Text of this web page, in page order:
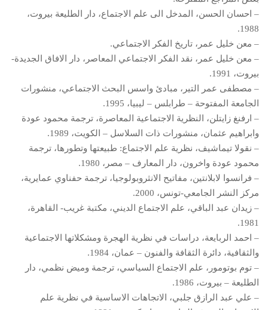
– احسان الحسن، المدخل الى علم الاجتماع، دار الطليعة بيروت،
1988.
– معن خليل عمر، تاريخ الفكر الاجتماعي.
– معن خليل عمر، نقد الفكر الاجتماعي المعاصر، دار الافاق الجديدة-
بيروت، 1991.
– مصطفى عمر التير، مبادئ واسس البحث الاجتماعي، منشورات
الجامعة المفتوحة – طرابلس – ليبيا، 1995.
– ارفنغ زايتلن، النظرية الاجتماعية المعاصرة، ترجمة محمود عودة
وابراهيم عثمان، منشورات ذات السلاسل – الكويت، 1989.
– نقولا تيماشيف، نظرية علم الاجتماع: طبيعتها وتطورها، ترجمة
محمود عودة واخرون، دار المعارف – مصر، 1980.
– فرانسوا لابلانتين، مفاتيح الانثروبولوجيا، ترجمة حفناوي عمايرية،
مركز النشر الجامعي-تونس، 2000.
– زيدان عبد الباقي، علم الاجتماع الديني، مكتبة غريب- القاهرة،
1981.
– احمد الربايعة، دراسات في نظرية الهجرة ومشكلاتها الاجتماعية
والثقافية، دائرة الثقافة والفنون – عمان، 1984.
– توم بوتومور، علم الاجتماع السياسي، ترجمة وميض نظمي، دار
الطليعة – بيروت، 1986.
– علي عبد الرازق جلبي، الاتجاهات الاساسية في نظرية علم